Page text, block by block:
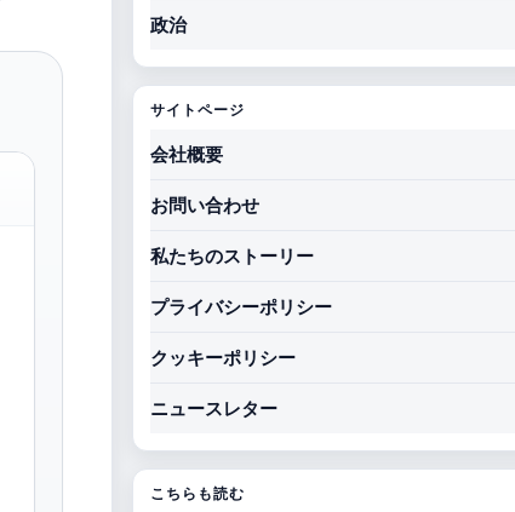
政治
サイトページ
会社概要
お問い合わせ
私たちのストーリー
プライバシーポリシー
クッキーポリシー
ニュースレター
こちらも読む